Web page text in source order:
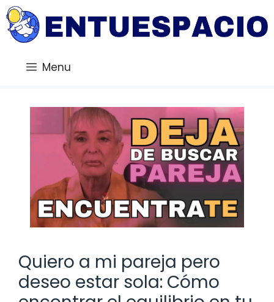
Saltar
al
contenido
Menu
Quiero a mi pareja pero
deseo estar sola: Cómo